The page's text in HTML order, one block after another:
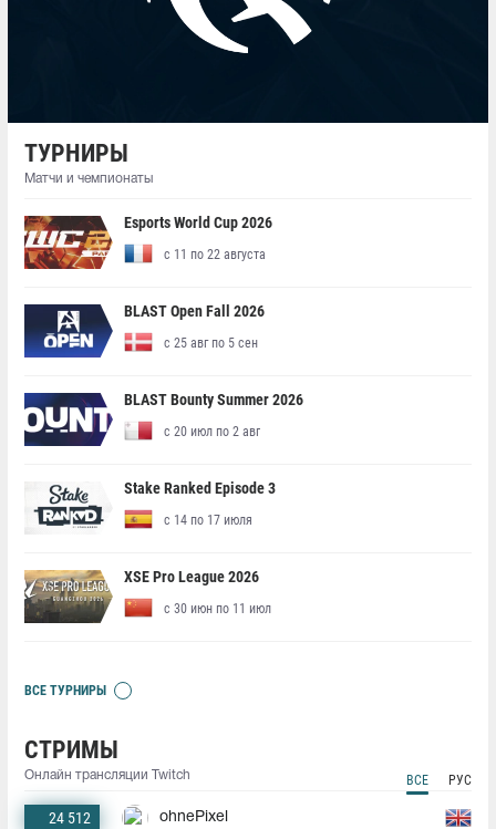
ТУРНИРЫ
Матчи и чемпионаты
Esports World Cup 2026
с 11 по 22 августа
BLAST Open Fall 2026
с 25 авг по 5 сен
BLAST Bounty Summer 2026
с 20 июл по 2 авг
Stake Ranked Episode 3
с 14 по 17 июля
XSE Pro League 2026
с 30 июн по 11 июл
ВСЕ ТУРНИРЫ
СТРИМЫ
Онлайн трансляции Twitch ВСЕ РУС
24 512 ohnePixel